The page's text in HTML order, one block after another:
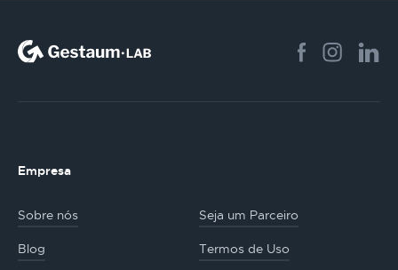
Empresa
Sobre nós Seja um Parceiro
Blog Termos de Uso